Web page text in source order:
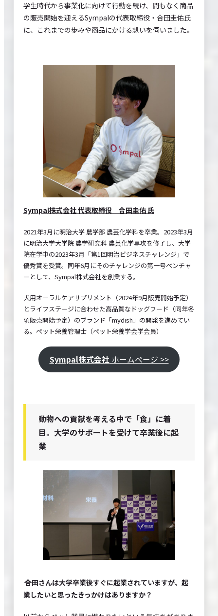
学生時代から事業化に向けて行動を続け、間もなく商品
の販売開始を迎えるSympalの代表取締役・合田圭佑氏
に、これまでの歩みや商品にかける想いを伺いました。
Sympal株式会社 代表取締役 合田圭佑 氏
2021年3月に明治大学 農学部 農芸化学科を卒業。2023年3月
に明治大学大学院 農学研究科 農芸化学専攻を修了し、大学
院在学中の2023年3月「第1回明治ビジネスチャレンジ」で
優秀賞を受賞。同年6月にそのチャレンジの第一号ベンチャ
ーとして、Sympal株式会社を創業する。
犬用オーラルケアサプリメント（2024年9月販売開始予定）
とライフステージに合わせた高品質なドッグフード（同年冬
頃販売開始予定）のブランド「mydish」の開発を進めてい
る。ペット栄養管理士（ペット栄養学会学会員）
Sympal株式会社ホームページ >>
動物への貢献を考える中で「食」に着
目。大学のサポートを受けて卒業後に起
業
―― 合田さんは大学卒業後すぐに起業されていますが、起
業したいと思ったきっかけはありますか？